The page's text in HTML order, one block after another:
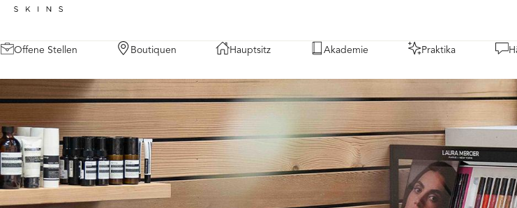
Offene Stellen Boutiquen Hauptsitz Akademie Praktika